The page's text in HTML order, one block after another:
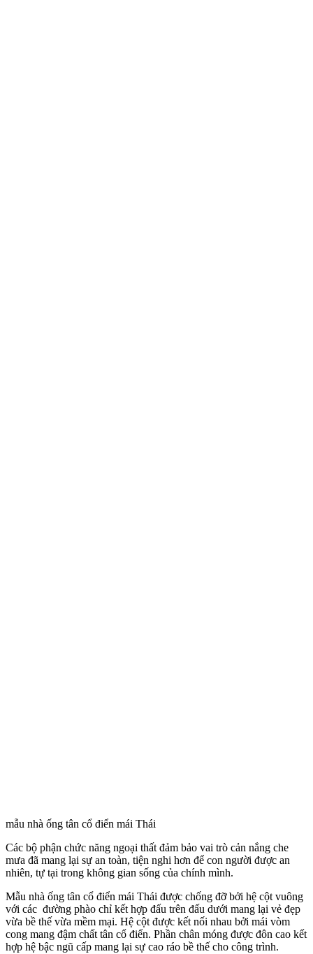
mẫu nhà ống tân cổ điển mái Thái
Các bộ phận chức năng ngoại thất đảm bảo vai trò cản nắng che
mưa đã mang lại sự an toàn, tiện nghi hơn để con người được an
nhiên, tự tại trong không gian sống của chính mình.
Mẫu nhà ống tân cổ điển mái Thái được chống đỡ bởi hệ cột vuông
với các đường phào chỉ kết hợp đấu trên đấu dưới mang lại vẻ đẹp
vừa bề thế vừa mềm mại. Hệ cột được kết nối nhau bởi mái vòm
cong mang đậm chất tân cổ điển. Phần chân móng được đôn cao kết
hợp hệ bậc ngũ cấp mang lại sự cao ráo bề thế cho công trình.